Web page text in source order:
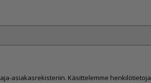
asiakasrekisteriin. Käsittelemme henkilötietoja